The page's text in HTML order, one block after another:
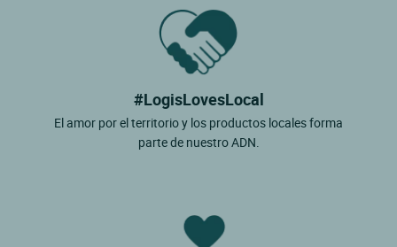
#LogisLovesLocal
El amor por el territorio y los productos locales forma
parte de nuestro ADN.